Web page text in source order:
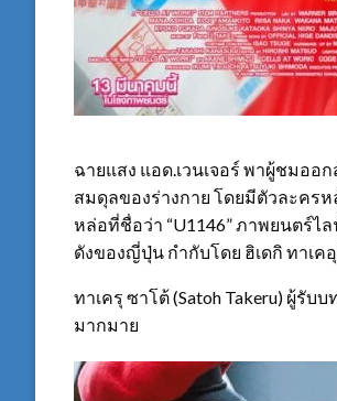
ฉายแสง แอด.เวนเจอร์ พาผู้ชมออ
สมดุลของร่างกาย โดยมีตัวละครห
หล่อที่ชื่อว่า “U1146” ภาพยนตร์ไ
ดังของญี่ปุ่น กํากับโดย ฮิเดกิ ทาเคอุ
ทาเครุ ซาโต้ (Satoh Takeru) ผู้รั
มากมาย